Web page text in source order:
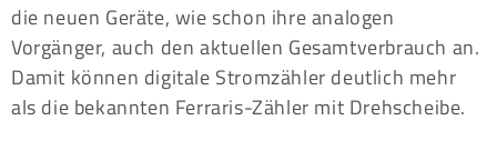
die neuen Geräte, wie schon ihre analogen
Vorgänger, auch den aktuellen Gesamtverbrauch an.
Damit können digitale Stromzähler deutlich mehr
als die bekannten Ferraris-Zähler mit Drehscheibe.